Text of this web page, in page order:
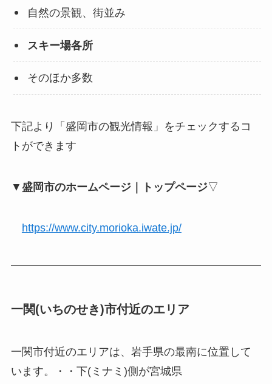
自然の景観、街並み
スキー場各所
そのほか多数
下記より「盛岡市の観光情報」をチェックするコ
トができます
▼ 盛岡市のホームページ｜トップページ▽
https://www.city.morioka.iwate.jp/
一関(いちのせき)市付近のエリア
一関市付近のエリアは、岩手県の最南に位置して
います。・・下(ミナミ)側が宮城県